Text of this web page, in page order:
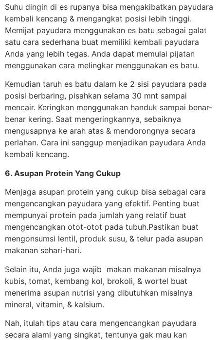
Suhu dingin di es rupanya bisa mengakibatkan payudara
kembali kencang & mengangkat posisi lebih tinggi.
Memijat payudara menggunakan es batu sebagai galat
satu cara sederhana buat memiliki kembali payudara
Anda yang lebih tegas. Anda dapat memulai pijatan
menggunakan cara melingkar menggunakan es batu.
Kemudian taruh es batu dalam ke 2 sisi payudara pada
posisi berbaring, pisahkan selama 30 mnt sampai
mencair. Keringkan menggunakan handuk sampai benar-
benar kering. Saat mengeringkannya, sebaiknya
mengusapnya ke arah atas & mendorongnya secara
perlahan. Cara ini sanggup menjadikan payudara Anda
kembali kencang.
6. Asupan Protein Yang Cukup
Menjaga asupan protein yang cukup bisa sebagai cara
mengencangkan payudara yang efektif. Penting buat
mempunyai protein pada jumlah yang relatif buat
mengencangkan otot-otot pada tubuh.Pastikan buat
mengonsumsi lentil, produk susu, & telur pada asupan
makanan sehari-hari.
Selain itu, Anda juga wajib makan makanan misalnya
kubis, tomat, kembang kol, brokoli, & wortel buat
menerima asupan nutrisi yang dibutuhkan misalnya
mineral, vitamin, & kalsium.
Nah, itulah tips atau cara mengencangkan payudara
secara alami yang singkat, tentunya gak mau kan